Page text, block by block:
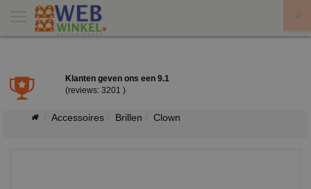
Klanten geven ons een 9.1
(reviews: 3201 )
Accessoires Brillen Clown